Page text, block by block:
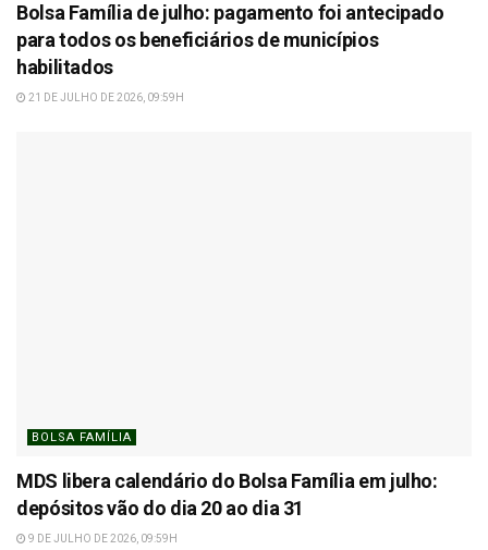
Bolsa Família de julho: pagamento foi antecipado
para todos os beneficiários de municípios
habilitados
21 DE JULHO DE 2026, 09:59H
BOLSA FAMÍLIA
MDS libera calendário do Bolsa Família em julho:
depósitos vão do dia 20 ao dia 31
9 DE JULHO DE 2026, 09:59H